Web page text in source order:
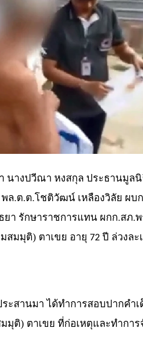
นางปวีณา หงสกุล ประธานมูล
ล.ต.ต.โชติวัฒน์ เหลืองวิลัย ผบ
า รักษาราชการแทน ผกก.สภ.
สมมุติ) ตาเขย อายุ 72 ปี ล่วงละ
สานมา ได้ทำการสอบปากคำ
ติ) ตาเขย ที่ก่อเหตุและทำการ